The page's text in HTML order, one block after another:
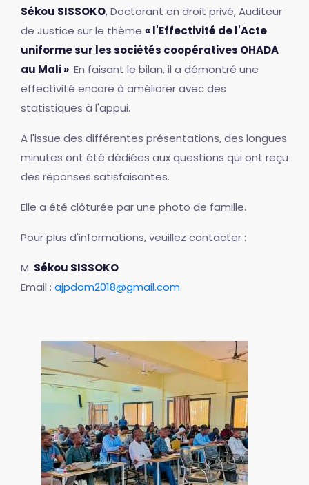
Sékou SISSOKO, Doctorant en droit privé, Auditeur
de Justice sur le thème « l'Effectivité de l'Acte
uniforme sur les sociétés coopératives OHADA
au Mali ». En faisant le bilan, il a démontré une
effectivité encore à améliorer avec des
statistiques à l'appui.
A l'issue des différentes présentations, des longues
minutes ont été dédiées aux questions qui ont reçu
des réponses satisfaisantes.
Elle a été clôturée par une photo de famille.
Pour plus d'informations, veuillez contacter :
M. Sékou SISSOKO
Email : ajpdom2018@gmail.com